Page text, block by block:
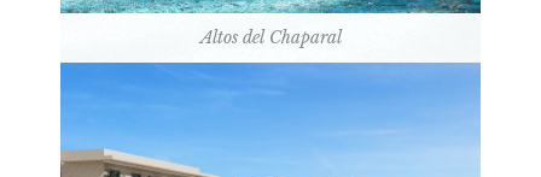
Altos del Chaparal